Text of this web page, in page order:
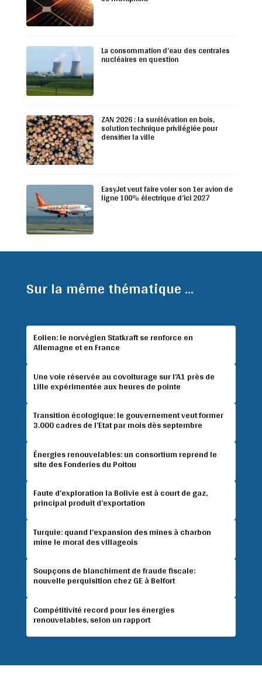
La consommation d’eau des centrales
nucléaires en question
ZAN 2026 : la surélévation en bois,
solution technique privilégiée pour
densifier la ville
EasyJet veut faire voler son 1er avion de
ligne 100% électrique d’ici 2027
Sur la même thématique ...
Eolien: le norvégien Statkraft se renforce en
Allemagne et en France
Une voie réservée au covoiturage sur l’A1 près de
Lille expérimentée aux heures de pointe
Transition écologique: le gouvernement veut former
3.000 cadres de l’Etat par mois dès septembre
Énergies renouvelables: un consortium reprend le
site des Fonderies du Poitou
Faute d’exploration la Bolivie est à court de gaz,
principal produit d’exportation
Turquie: quand l’expansion des mines à charbon
mine le moral des villageois
Soupçons de blanchiment de fraude fiscale:
nouvelle perquisition chez GE à Belfort
Compétitivité record pour les énergies
renouvelables, selon un rapport